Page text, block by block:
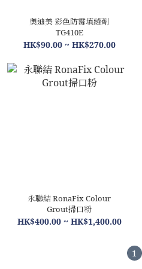
奧迪美 彩色防霉填縫劑
TG410E
HK$90.00 ~ HK$270.00
永聯結 RonaFix Colour
Grout掃口粉
HK$400.00 ~ HK$1,400.00
1